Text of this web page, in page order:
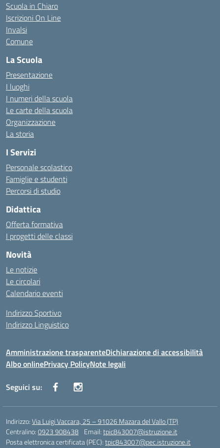
Scuola in Chiaro
Iscrizioni On Line
Invalsi
Comune
La Scuola
Presentazione
I luoghi
I numeri della scuola
Le carte della scuola
Organizzazione
La storia
I Servizi
Personale scolastico
Famiglie e studenti
Percorsi di studio
Didattica
Offerta formativa
I progetti delle classi
Novità
Le notizie
Le circolari
Calendario eventi
Indirizzo Sportivo
Indirizzo Linguistico
Amministrazione trasparenteDichiarazione di accessibilità
Albo onlinePrivacy PolicyNote legali
Seguici su:
Indirizzo:Via Luigi Vaccara, 25 – 91026 Mazara del Vallo (TP)
Centralino:0923 908438 Email:tpic843007@istruzione.it
Posta elettronica certificata (PEC):tpic843007@pec.istruzione.it